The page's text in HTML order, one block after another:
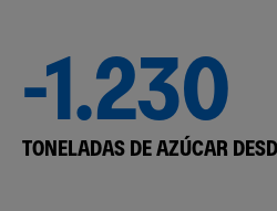
-1.230
TONELADAS DE AZÚCAR